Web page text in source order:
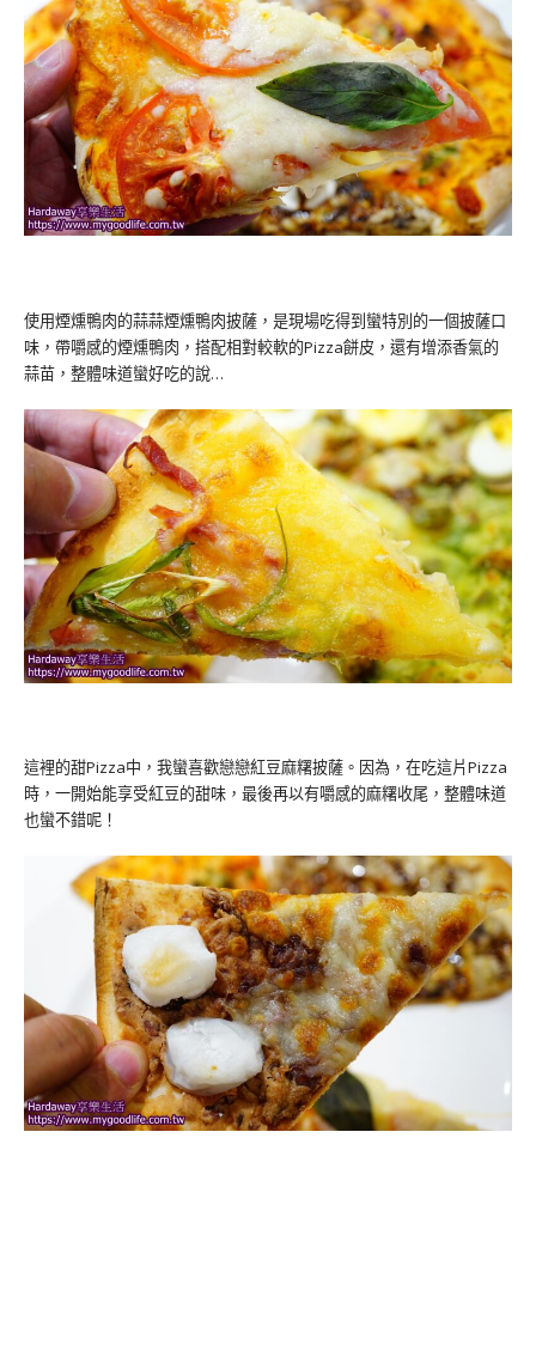
使用煙燻鴨肉的蒜蒜煙燻鴨肉披薩，是現場吃得到蠻特別的一個披薩口
味，帶嚼感的煙燻鴨肉，搭配相對較軟的Pizza餅皮，還有增添香氣的
蒜苗，整體味道蠻好吃的說…
這裡的甜Pizza中，我蠻喜歡戀戀紅豆麻糬披薩。因為，在吃這片Pizza
時，一開始能享受紅豆的甜味，最後再以有嚼感的麻糬收尾，整體味道
也蠻不錯呢！